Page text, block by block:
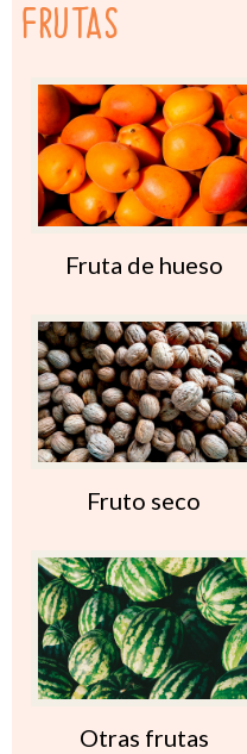
FRUTAS
Fruta de hueso
Fruto seco
Otras frutas